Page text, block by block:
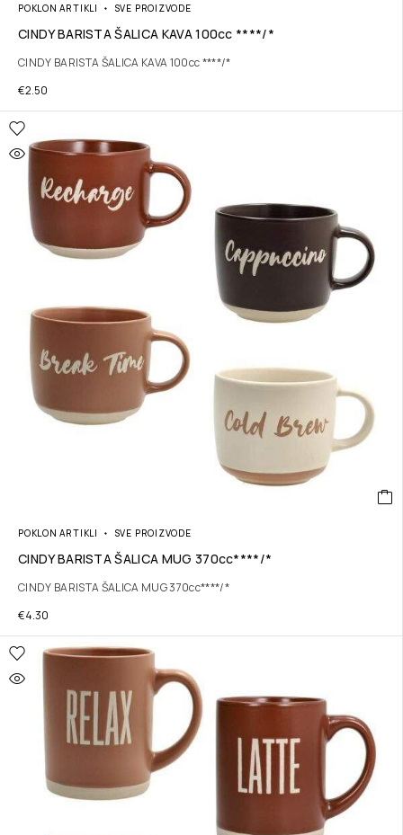
POKLON ARTIKLI SVE PROIZVODE
CINDY BARISTA ŠALICA KAVA 100cc ****/*
CINDY BARISTA ŠALICA KAVA 100cc ****/*
€2.50
POKLON ARTIKLI SVE PROIZVODE
CINDY BARISTA ŠALICA MUG 370cc****/*
CINDY BARISTA ŠALICA MUG 370cc****/*
€4.30